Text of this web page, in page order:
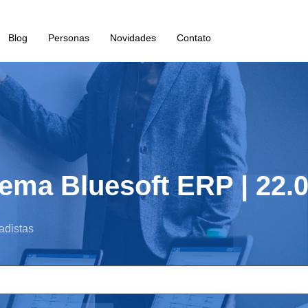
Blog Personas Novidades Contato
Bluesoft ERP |